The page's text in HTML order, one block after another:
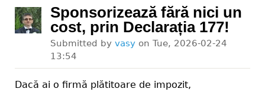
Sponsorizează fără nici un
cost, prin Declarația 177!
Submitted by vasy on Tue, 2026-02-24
13:54
Dacă ai o firmă plătitoare de impozit,